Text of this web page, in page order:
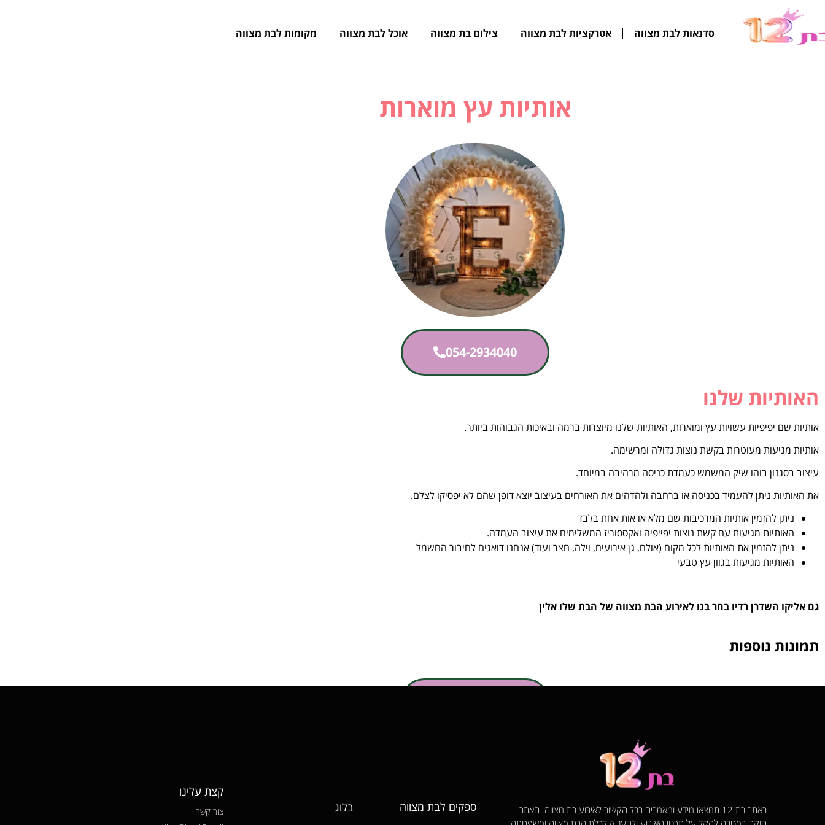
סדנאות לבת מצווה אטרקציות לבת מצווה צילום בת מצווה אוכל לבת מצווה מקומות לבת מצווה
אותיות עץ מוארות
054-2934040
האותיות שלנו
אותיות שם יפיפיות עשויות עץ ומוארות, האותיות שלנו מיוצרות ברמה ובאיכות הגבוהות ביותר.
אותיות מגיעות מעוטרות בקשת נוצות גדולה ומרשימה.
עיצוב בסגנון בוהו שיק המשמש כעמדת כניסה מרהיבה במיוחד.
את האותיות ניתן להעמיד בכניסה או ברחבה ולהדהים את האורחים בעיצוב יוצא דופן שהם לא יפסיקו לצלם.
ניתן להזמין אותיות המרכיבות שם מלא או אות אחת בלבד
האותיות מגיעות עם קשת נוצות יפייפיה ואקססוריז המשלימים את עיצוב העמדה.
ניתן להזמין את האותיות לכל מקום (אולם, גן אירועים, וילה, חצר ועוד) אנחנו דואגים לחיבור החשמל
האותיות מגיעות בגוון עץ טבעי
גם אליקו השדרן רדיו בחר בנו לאירוע הבת מצווה של הבת שלו אלין
תמונות נוספות
באתר בת 12 תמצאו מידע ומאמרים בכל הקשור לאירוע בת מצווה. האתר
ספקים לבת מצווה בלוג
קצת עלינו
צור קשר